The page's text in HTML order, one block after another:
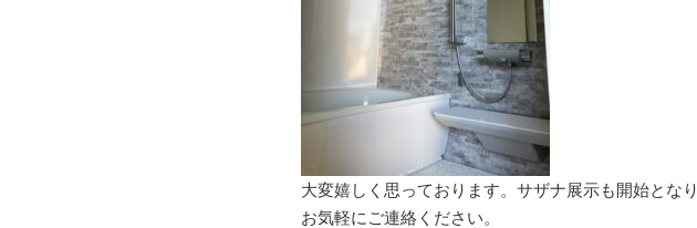
大変嬉しく思っております。サザナ展示も開始とな
お気軽にご連絡ください。